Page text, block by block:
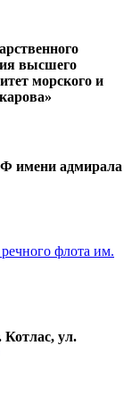
высшего
морского и
имени адмирала
флота им.
Котлас, ул.